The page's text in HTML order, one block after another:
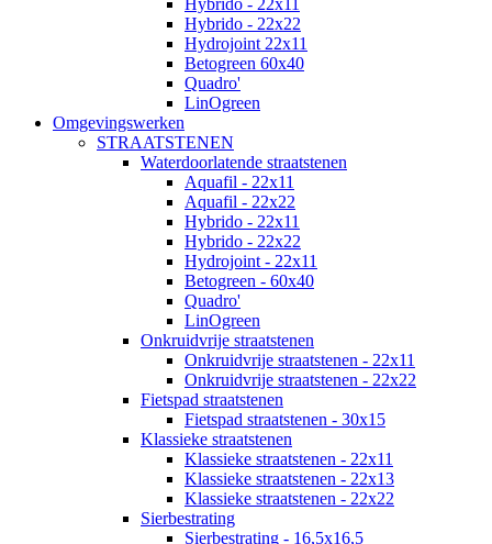
Hybrido - 22x11
Hybrido - 22x22
Hydrojoint 22x11
Betogreen 60x40
Quadro'
LinOgreen
Omgevingswerken
STRAATSTENEN
Waterdoorlatende straatstenen
Aquafil - 22x11
Aquafil - 22x22
Hybrido - 22x11
Hybrido - 22x22
Hydrojoint - 22x11
Betogreen - 60x40
Quadro'
LinOgreen
Onkruidvrije straatstenen
Onkruidvrije straatstenen - 22x11
Onkruidvrije straatstenen - 22x22
Fietspad straatstenen
Fietspad straatstenen - 30x15
Klassieke straatstenen
Klassieke straatstenen - 22x11
Klassieke straatstenen - 22x13
Klassieke straatstenen - 22x22
Sierbestrating
Sierbestrating - 16,5x16,5